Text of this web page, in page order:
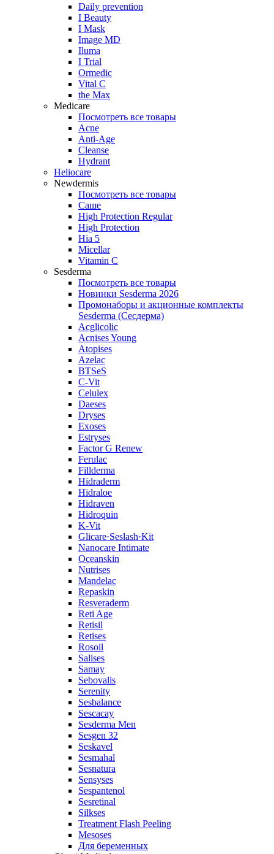
Daily prevention
I Beauty
I Mask
Image MD
Iluma
I Trial
Ormedic
Vital C
the Max
Medicare
Посмотреть все товары
Acne
Anti‑Age
Cleanse
Hydrant
Heliocare
Newdermis
Посмотреть все товары
Саше
High Protection Regular
High Protection
Hia 5
Micellar
Vitamin C
Sesderma
Посмотреть все товары
Новинки Sesderma 2026
Промонаборы и акционные комплекты
Sesderma (Сесдерма)
Acglicolic
Acnises Young
Atopises
Azelac
BTSeS
C‑Vit
Celulex
Daeses
Dryses
Exoses
Estryses
Factor G Renew
Ferulac
Fillderma
Hidraderm
Hidraloe
Hidraven
Hidroquin
K-Vit
Glicare·Seslash·Kit
Nanocare Intimate
Oceanskin
Nutrises
Mandelac
Repaskin
Resveraderm
Reti Age
Retisil
Retises
Rosoil
Salises
Samay
Sebovalis
Serenity
Sesbalance
Sescacay
Sesderma Men
Sesgen 32
Seskavel
Sesmahal
Sesnatura
Sensyses
Sespantenol
Sesretinal
Silkses
Treatment Flash Peeling
Mesoses
Для беременных